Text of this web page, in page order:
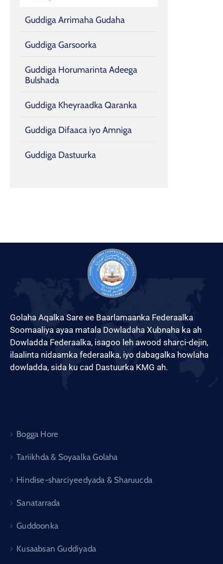
Guddiga Arrimaha Gudaha
Guddiga Garsoorka
Guddiga Horumarinta Adeega
Bulshada
Guddiga Kheyraadka Qaranka
Guddiga Difaaca iyo Amniga
Guddiga Dastuurka
Golaha Aqalka Sare ee Baarlamaanka Federaalka
Soomaaliya ayaa matala Dowladaha Xubnaha ka ah
Dowladda Federaalka, isagoo leh awood sharci-dejin,
ilaalinta nidaamka federaalka, iyo dabagalka howlaha
dowladda, sida ku cad Dastuurka KMG ah.
Bogga Hore
Tariikhda & Soyaalka Golaha
Hindise-sharciyeedyada & Sharuucda
Sanatarrada
Guddoonka
Kusaabsan Guddiyada